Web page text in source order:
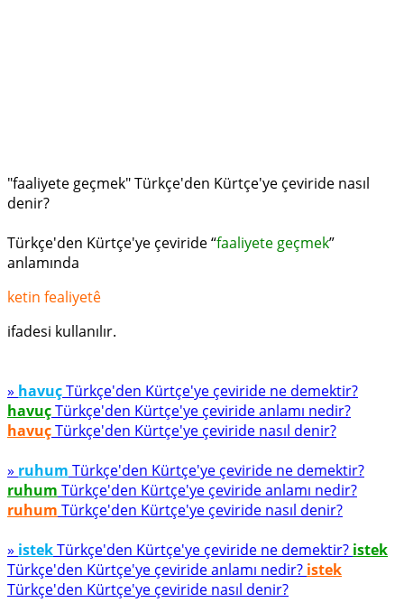
"faaliyete geçmek" Türkçe'den Kürtçe'ye çeviride nasıl
denir?
Türkçe'den Kürtçe'ye çeviride “faaliyete geçmek”
anlamında
ketin fealiyetê
ifadesi kullanılır.
» havuçTürkçe'den Kürtçe'ye çeviride ne demektir?
havuçTürkçe'den Kürtçe'ye çeviride anlamı nedir?
havuçTürkçe'den Kürtçe'ye çeviride nasıl denir?
» ruhum Türkçe'den Kürtçe'ye çeviride ne demektir?
ruhum Türkçe'den Kürtçe'ye çeviride anlamı nedir?
ruhum Türkçe'den Kürtçe'ye çeviride nasıl denir?
» istekTürkçe'den Kürtçe'ye çeviride ne demektir? istek
Türkçe'den Kürtçe'ye çeviride anlamı nedir? istek
Türkçe'den Kürtçe'ye çeviride nasıl denir?